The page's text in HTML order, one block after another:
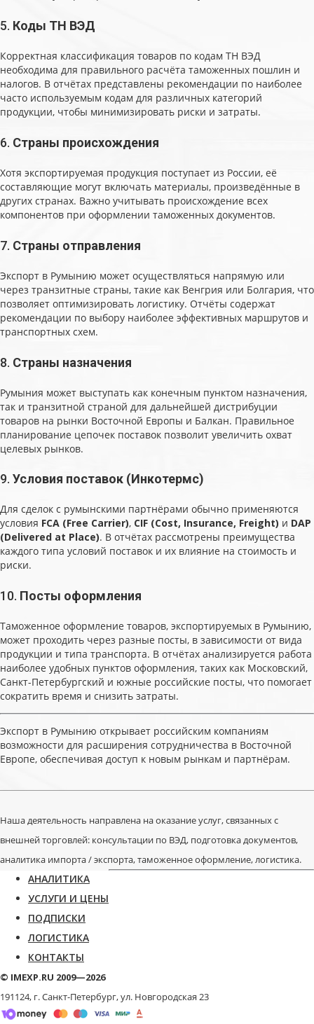
5. Коды ТН ВЭД
Корректная классификация товаров по кодам ТН ВЭД
необходима для правильного расчёта таможенных пошлин и
налогов. В отчётах представлены рекомендации по наиболее
часто используемым кодам для различных категорий
продукции, чтобы минимизировать риски и затраты.
6. Страны происхождения
Хотя экспортируемая продукция поступает из России, её
составляющие могут включать материалы, произведённые в
других странах. Важно учитывать происхождение всех
компонентов при оформлении таможенных документов.
7. Страны отправления
Экспорт в Румынию может осуществляться напрямую или
через транзитные страны, такие как Венгрия или Болгария, что
позволяет оптимизировать логистику. Отчёты содержат
рекомендации по выбору наиболее эффективных маршрутов и
транспортных схем.
8. Страны назначения
Румыния может выступать как конечным пунктом назначения,
так и транзитной страной для дальнейшей дистрибуции
товаров на рынки Восточной Европы и Балкан. Правильное
планирование цепочек поставок позволит увеличить охват
целевых рынков.
9. Условия поставок (Инкотермс)
Для сделок с румынскими партнёрами обычно применяются
условия FCA (Free Carrier), CIF (Cost, Insurance, Freight) и DAP
(Delivered at Place). В отчётах рассмотрены преимущества
каждого типа условий поставок и их влияние на стоимость и
риски.
10. Посты оформления
Таможенное оформление товаров, экспортируемых в Румынию,
может проходить через разные посты, в зависимости от вида
продукции и типа транспорта. В отчётах анализируется работа
наиболее удобных пунктов оформления, таких как Московский,
Санкт-Петербургский и южные российские посты, что помогает
сократить время и снизить затраты.
Экспорт в Румынию открывает российским компаниям
возможности для расширения сотрудничества в Восточной
Европе, обеспечивая доступ к новым рынкам и партнёрам.
Наша деятельность направлена на оказание услуг, связанных с
внешней торговлей: консультации по ВЭД, подготовка документов,
аналитика импорта / экспорта, таможенное оформление, логистика.
АНАЛИТИКА
УСЛУГИ И ЦЕНЫ
ПОДПИСКИ
ЛОГИСТИКА
КОНТАКТЫ
© IMEXP.RU 2009—2026
191124, г. Санкт-Петербург,ул. Новгородская 23